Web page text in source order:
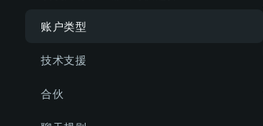
账户类型
技术支援
合伙